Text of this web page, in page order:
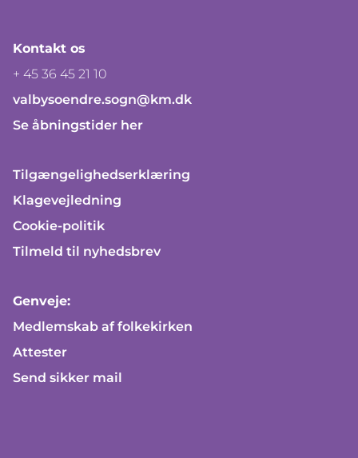
Kontakt os
+ 45 36 45 21 10
valbysoendre.sogn@km.dk
Se åbningstider her
Tilgængelighedserklæring
Klagevejledning
Cookie-politik
Tilmeld til nyhedsbrev
Genveje:
Medlemskab af folkekirken
Attester
Send sikker mail